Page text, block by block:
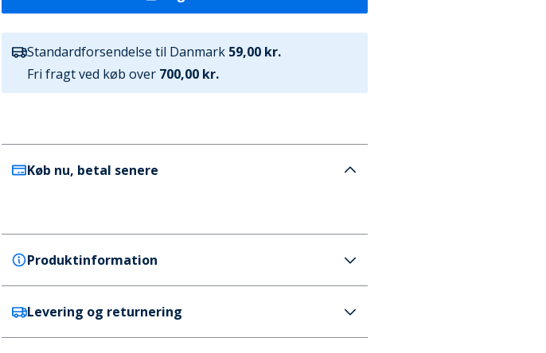
Standardforsendelse til Danmark 59,00 kr.
Fri fragt ved køb over 700,00 kr.
Køb nu, betal senere
Produktinformation
Trespass
Trespass Herre Scarp Waterproof Hiking Vandrestøvler
Levering og returnering